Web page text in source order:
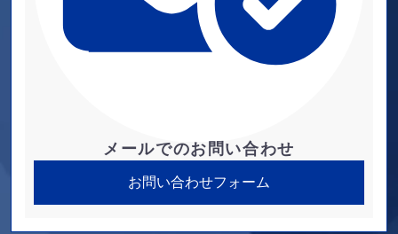
メールでのお問い合わせ
お問い合わせフォーム